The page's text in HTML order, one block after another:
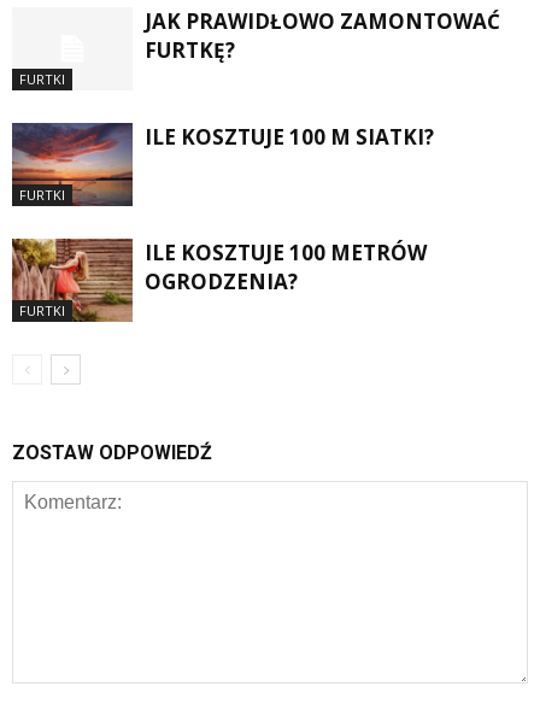
FURTKI
JAK PRAWIDŁOWO ZAMONTOWAĆ
FURTKĘ?
FURTKI
ILE KOSZTUJE 100 M SIATKI?
FURTKI
ILE KOSZTUJE 100 METRÓW
OGRODZENIA?
ZOSTAW ODPOWIEDŹ